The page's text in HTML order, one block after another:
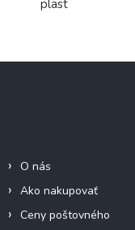
plast
O nás
Ako nakupovať
Ceny poštovného